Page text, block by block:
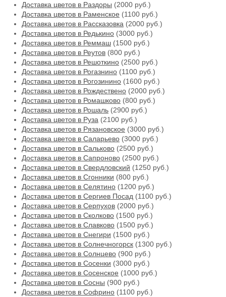
Доставка цветов в Раздоры (2000 руб.)
Доставка цветов в Раменское (1100 руб.)
Доставка цветов в Рассказовка (2000 руб.)
Доставка цветов в Редькино (3000 руб.)
Доставка цветов в Реммаш (1500 руб.)
Доставка цветов в Реутов (800 руб.)
Доставка цветов в Решоткино (2500 руб.)
Доставка цветов в Рогазнино (1100 руб.)
Доставка цветов в Рогозинино (1600 руб.)
Доставка цветов в Рождествено (2000 руб.)
Доставка цветов в Ромашково (800 руб.)
Доставка цветов в Рошаль (2900 руб.)
Доставка цветов в Руза (2100 руб.)
Доставка цветов в Рязановское (3000 руб.)
Доставка цветов в Саларьево (3000 руб.)
Доставка цветов в Сальково (2500 руб.)
Доставка цветов в Сапроново (2500 руб.)
Доставка цветов в Свердловский (1250 руб.)
Доставка цветов в Сгонники (800 руб.)
Доставка цветов в Селятино (1200 руб.)
Доставка цветов в Сергиев Посад (1100 руб.)
Доставка цветов в Серпухов (2000 руб.)
Доставка цветов в Сколково (1500 руб.)
Доставка цветов в Славково (1500 руб.)
Доставка цветов в Снегири (1500 руб.)
Доставка цветов в Солнечногорск (1300 руб.)
Доставка цветов в Солнцево (900 руб.)
Доставка цветов в Сосенки (3000 руб.)
Доставка цветов в Сосенское (1000 руб.)
Доставка цветов в Сосны (900 руб.)
Доставка цветов в Софрино (1100 руб.)